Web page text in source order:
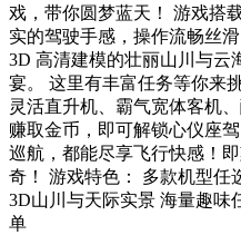
戏，带你圆梦蓝天！ 游戏搭
实的驾驶手感，操作流畅丝
3D 高清建模的壮丽山川与云
宴。 这里有丰富任务等你来
灵活直升机、霸气宽体客机
赚取金币，即可解锁心仪座
巡航，都能尽享飞行快感！
奇！ 游戏特色： 多款机型任
3D山川与天际实景 海量趣味
单